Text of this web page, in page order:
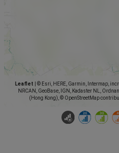
Leaflet
© Esri, HERE, Garmin, Intermap,
NRCAN, GeoBase, IGN, Kadaster NL,
(Hong Kong), © OpenStreetMap